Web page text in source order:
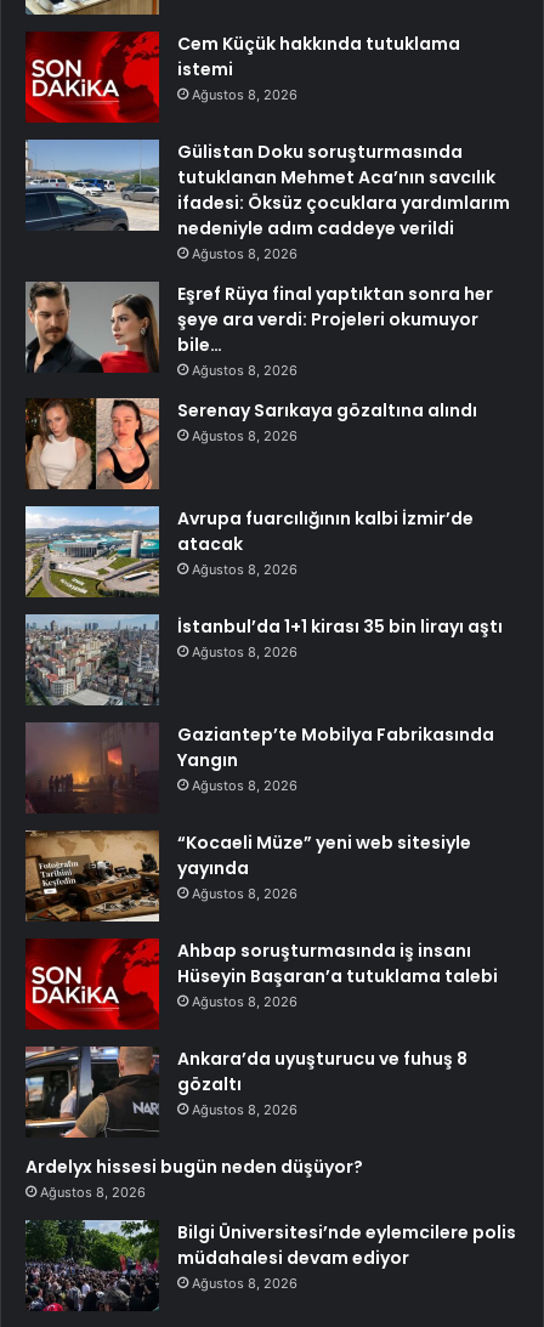
Cem Küçük hakkında tutuklama
istemi
Ağustos 8, 2026
Gülistan Doku soruşturmasında
tutuklanan Mehmet Aca’nın savcılık
ifadesi: Öksüz çocuklara yardımlarım
nedeniyle adım caddeye verildi
Ağustos 8, 2026
Eşref Rüya final yaptıktan sonra her
şeye ara verdi: Projeleri okumuyor
bile…
Ağustos 8, 2026
Serenay Sarıkaya gözaltına alındı
Ağustos 8, 2026
Avrupa fuarcılığının kalbi İzmir’de
atacak
Ağustos 8, 2026
İstanbul’da 1+1 kirası 35 bin lirayı aştı
Ağustos 8, 2026
Gaziantep’te Mobilya Fabrikasında
Yangın
Ağustos 8, 2026
“Kocaeli Müze” yeni web sitesiyle
yayında
Ağustos 8, 2026
Ahbap soruşturmasında iş insanı
Hüseyin Başaran’a tutuklama talebi
Ağustos 8, 2026
Ankara’da uyuşturucu ve fuhuş 8
gözaltı
Ağustos 8, 2026
Ardelyx hissesi bugün neden düşüyor?
Ağustos 8, 2026
Bilgi Üniversitesi’nde eylemcilere polis
müdahalesi devam ediyor
Ağustos 8, 2026